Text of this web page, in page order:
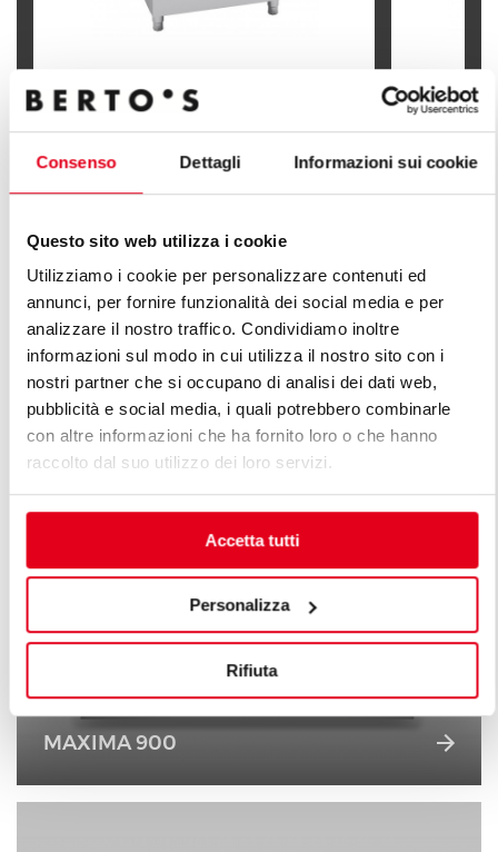
Consenso Dettagli Informazioni sui cookie
Questo sito web utilizza i cookie
Utilizziamo i cookie per personalizzare contenuti ed
annunci, per fornire funzionalità dei social media e per
analizzare il nostro traffico. Condividiamo inoltre
informazioni sul modo in cui utilizza il nostro sito con i
nostri partner che si occupano di analisi dei dati web,
pubblicità e social media, i quali potrebbero combinarle
con altre informazioni che ha fornito loro o che hanno
raccolto dal suo utilizzo dei loro servizi.
Accetta tutti
Personalizza
Rifiuta
KOCIOŁ WARZELNY EL. OGRZEWANIE
POŚREDNIE 100 L
KOCIOŁ
POZNAJ WSZYSTKIE LINIE LINIA
PLUS
Nieskończona seria rozwiązań w celu spełnienia
wymogów rynku. Wszechstronne kuchnie o różnych
charakterystykach wydajności produkcyjnej.
MAXIMA 900